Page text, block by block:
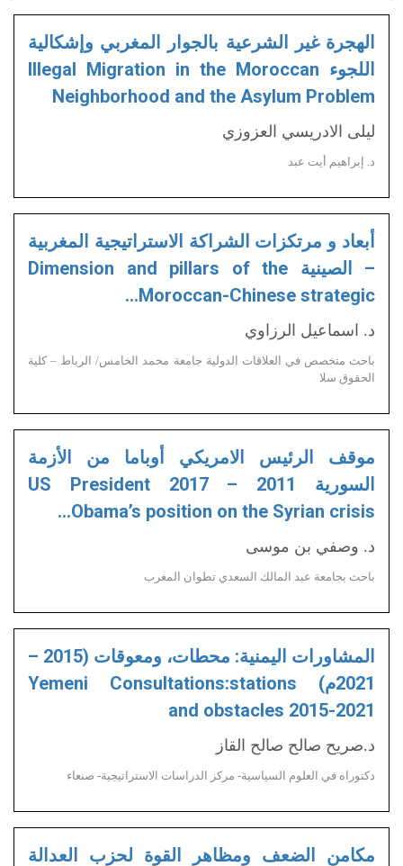
الهجرة غير الشرعية بالجوار المغربي وإشكالية
اللجوء Illegal Migration in the Moroccan
Neighborhood and the Asylum Problem
ليلى الادريسي العزوزي
د. إبراهيم أيت عبد
أبعاد و مرتكزات الشراكة الاستراتيجية المغربية
– الصينية Dimension and pillars of the
Moroccan-Chinese strategic…
د. اسماعيل الرزاوي
باحث متخصص في العلاقات الدولية جامعة محمد الخامس/ الرباط – كلية
الحقوق سلا
موقف الرئيس الامريكي أوباما من الأزمة
السورية 2011 – 2017 US President
Obama’s position on the Syrian crisis…
د. وصفي بن موسى
باحث بجامعة عبد المالك السعدي تطوان المغرب
المشاورات اليمنية: محطات، ومعوقات (2015 –
2021م) Yemeni Consultations:stations
and obstacles 2015-2021
د.صريح صالح صالح القاز
دكتوراه في العلوم السياسية- مركز الدراسات الاستراتيجية- صنعاء
مكامن الضعف ومظاهر القوة لحزب العدالة